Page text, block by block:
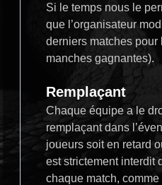
Si le temps nous le
que l’organisateur
derniers matches pour
manches gagnantes).
Remplaçant
Chaque équipe a le
remplaçant dans
joueurs soit en retard
est strictement interdit
chaque match,